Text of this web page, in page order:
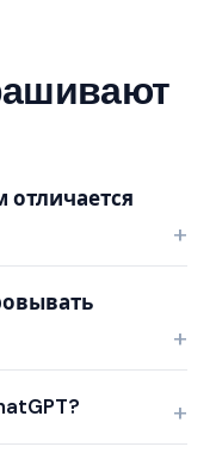
отличается